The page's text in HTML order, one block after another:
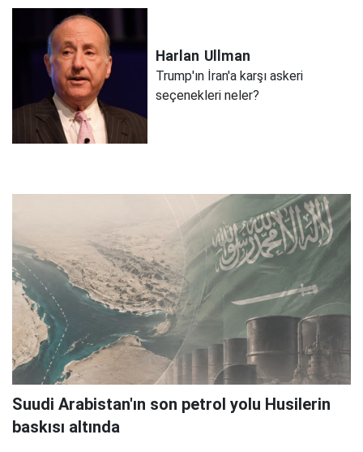
Harlan Ullman
Trump'ın İran'a karşı askeri
seçenekleri neler?
Suudi Arabistan'ın son petrol yolu Husilerin
baskısı altında